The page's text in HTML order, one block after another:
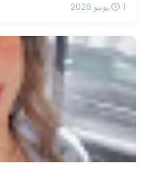
1 يونيو 2026